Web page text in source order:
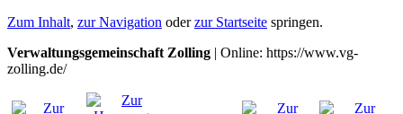
Zum Inhalt, zur Navigation oderzur Startseite springen.
Verwaltungsgemeinschaft Zolling | Online: https://www.vg-
zolling.de/